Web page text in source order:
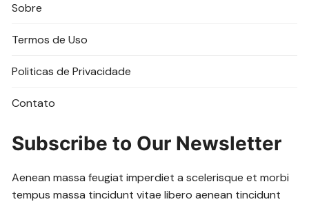
Sobre
Termos de Uso
Politicas de Privacidade
Contato
Subscribe to Our Newsletter
Aenean massa feugiat imperdiet a scelerisque et morbi
tempus massa tincidunt vitae libero aenean tincidunt